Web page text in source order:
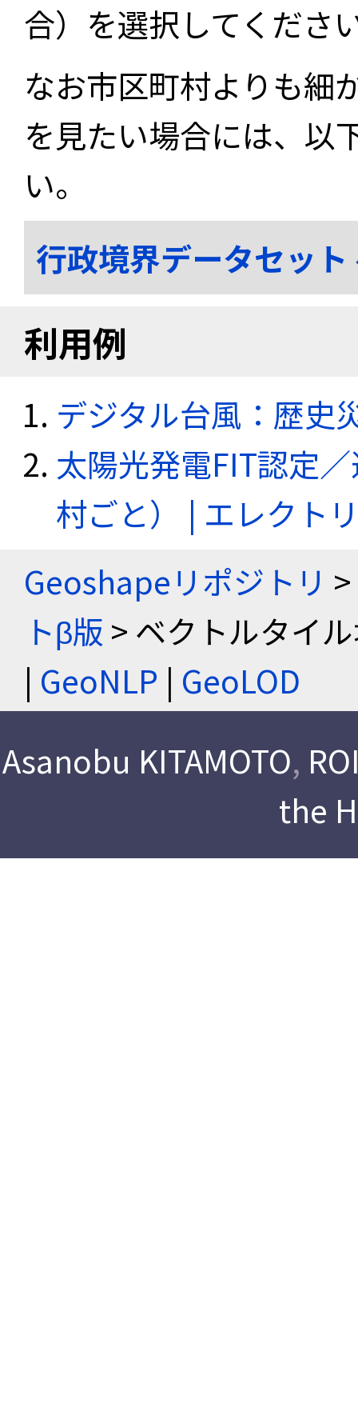
合）を選択してくださ
なお市区町村よりも細
を見たい場合には、以
い。
行政境界データセッ
利用例
デジタル台風：歴史
太陽光発電FIT認定
村ごと） | エレクト
Geoshapeリポジトリ >
トβ版 > ベクトルタイ
| GeoNLP | GeoLOD
Asanobu KITAMOTO,
the